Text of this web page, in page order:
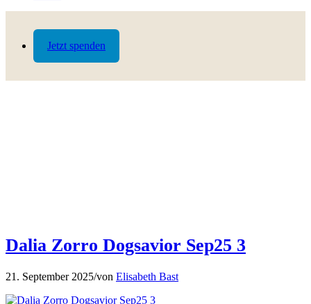
Jetzt spenden
Dalia Zorro Dogsavior Sep25 3
21. September 2025/von Elisabeth Bast